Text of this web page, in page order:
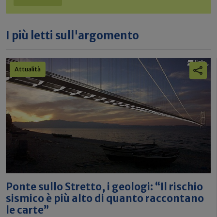
I più letti sull'argomento
Attualità
Ponte sullo Stretto, i geologi: “Il rischio
sismico è più alto di quanto raccontano
le carte”